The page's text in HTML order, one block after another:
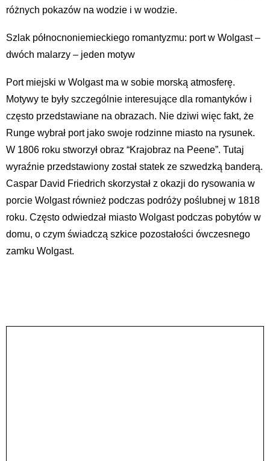
różnych pokazów na wodzie i w wodzie.
Szlak północnoniemieckiego romantyzmu: port w Wolgast –
dwóch malarzy – jeden motyw
Port miejski w Wolgast ma w sobie morską atmosferę.
Motywy te były szczególnie interesujące dla romantyków i
często przedstawiane na obrazach. Nie dziwi więc fakt, że
Runge wybrał port jako swoje rodzinne miasto na rysunek.
W 1806 roku stworzył obraz “Krajobraz na Peene”. Tutaj
wyraźnie przedstawiony został statek ze szwedzką banderą.
Caspar David Friedrich skorzystał z okazji do rysowania w
porcie Wolgast również podczas podróży poślubnej w 1818
roku. Często odwiedzał miasto Wolgast podczas pobytów w
domu, o czym świadczą szkice pozostałości ówczesnego
zamku Wolgast.